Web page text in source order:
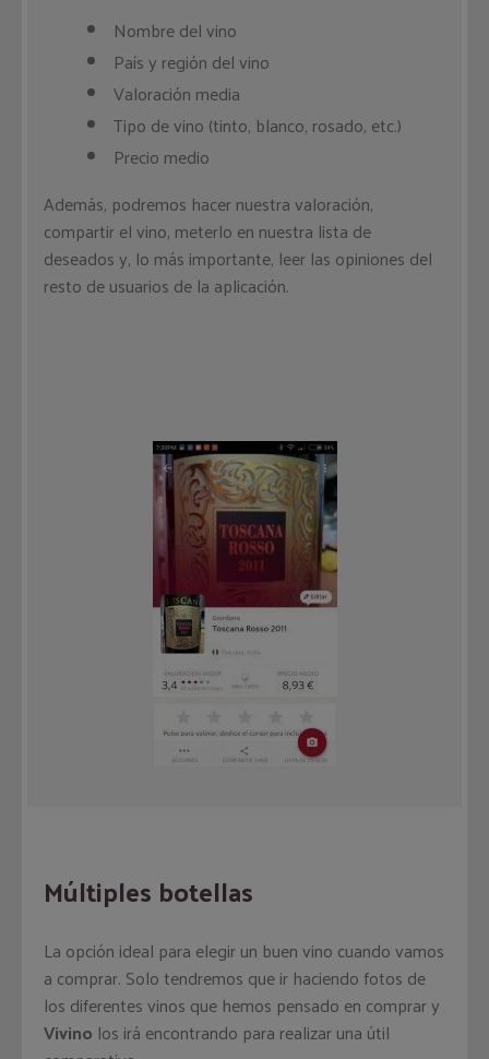
Nombre del vino
País y región del vino
Valoración media
Tipo de vino (tinto, blanco, rosado, etc.)
Precio medio
Además, podremos hacer nuestra valoración,
compartir el vino, meterlo en nuestra lista de
deseados y, lo más importante, leer las opiniones del
resto de usuarios de la aplicación.
Múltiples botellas
La opción ideal para elegir un buen vino cuando vamos
a comprar. Solo tendremos que ir haciendo fotos de
los diferentes vinos que hemos pensado en comprar y
Vivino los irá encontrando para realizar una útil